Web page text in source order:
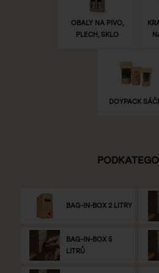
OBALY NA PIVO,
PLECH, SKLO
DOYPACK
BAG-IN-BOX 2 LITRY
BAG-IN-BOX 5
LITRŮ